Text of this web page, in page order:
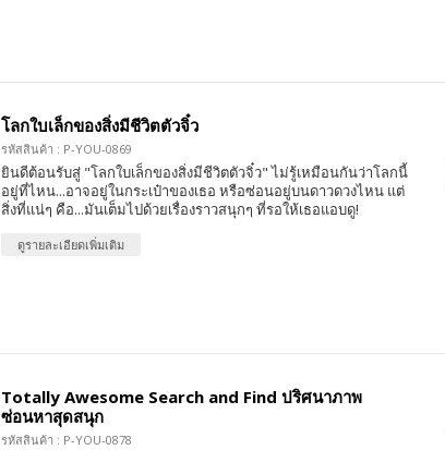
โลกใบเล็กของสิ่งมีชีวิตตัวจิ๋ว
รหัสสินค้า : P-YOU-0869
ยินดีต้อนรับสู่ "โลกใบเล็กของสิ่งมีชีวิตตัวจิ๋ว" ไม่รู้เหมือนกันว่าโลกนี้
อยู่ที่ไหน...อาจอยู่ในกระเป๋าของเธอ หรือซ่อนอยู่บนดาวดวงไหน แต่
สิ่งที่แน่ๆ คือ...มันเต็มไปด้วยเรื่องราวสนุกๆ ที่รอให้เธอแอบดู!
ดูรายละเอียดเพิ่มเติม
Totally Awesome Search and Find ปริศนาภาพ
ซ่อนหาสุดสนุก
รหัสสินค้า : P-YOU-0878